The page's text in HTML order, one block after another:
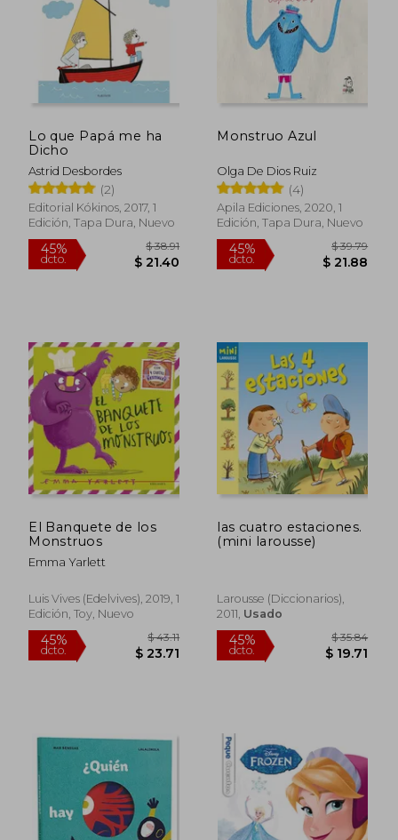
45% 45%
Lo que Papá me ha
Dicho
Astrid Desbordes
(2)
Editorial Kókinos, 2017, 1
Edición, Tapa Dura, Nuevo
45%
dcto.
Monstruo Azul
Olga De Dios Ruiz
(4)
Apila Ediciones, 2020, 1
Edición, Tapa Dura, Nuevo
45%
dcto.
El Banquete de los
Monstruos
Emma Yarlett
Luis Vives (Edelvives), 2019, 1
Edición, Toy, Nuevo
las cuatro estaciones.
(mini larousse)
Larousse (diccionarios),
2011, Usado